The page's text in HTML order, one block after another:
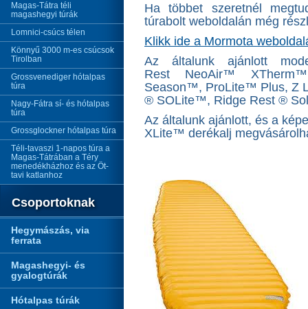
Magas-Tátra téli
magashegyi túrák
Lomnici-csúcs télen
Könnyű 3000 m-es csúcsok
Tirolban
Grossvenediger hótalpas
túra
Nagy-Fátra sí- és hótalpas
túra
Grossglockner hótalpas túra
Téli-tavaszi 1-napos túra a
Magas-Tátrában a Téry
menedékházhoz és az Öt-
tavi katlanhoz
Csoportoknak
Hegymászás, via
ferrata
Magashegyi- és
gyalogtúrák
Hótalpas túrák
Ha többet szeretnél
túrabolt weboldalán még
Klikk ide a Mormota
Az általunk ajánlott
Rest NeoAir™
Season™, ProLite™ Plus, Z
® SOLite™, Ridge Rest ®
Az általunk ajánlott, és a
XLite™ derékalj